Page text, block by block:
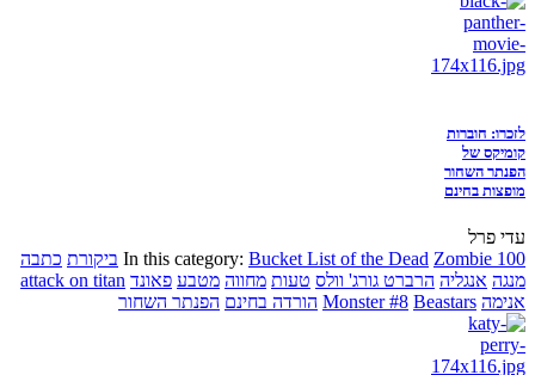
לזכרו: חוברות
קומיקס של
הפנתר השחור
מופצות בחינם
עדי פרל
In this category: Bucket List of the Dead Zombie 100 ביקורת כתבה
מנגה אנגליה הרברט גורג' וולס טעות מחווה מטבע פאונד attack on titan
אנימה
Monster #8 Beastars הורדה בחינם הפנתר השחור